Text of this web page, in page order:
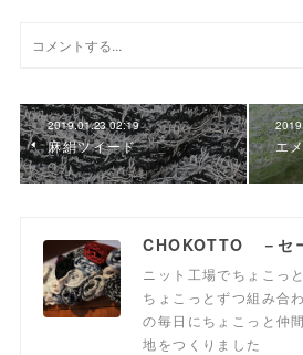
2019.01.23 02:19
麻絹ツイード エ
ニット工場でちょこっ
ちょこっとずつ組み合
の毎日にちょこっと仲
地をつくりました